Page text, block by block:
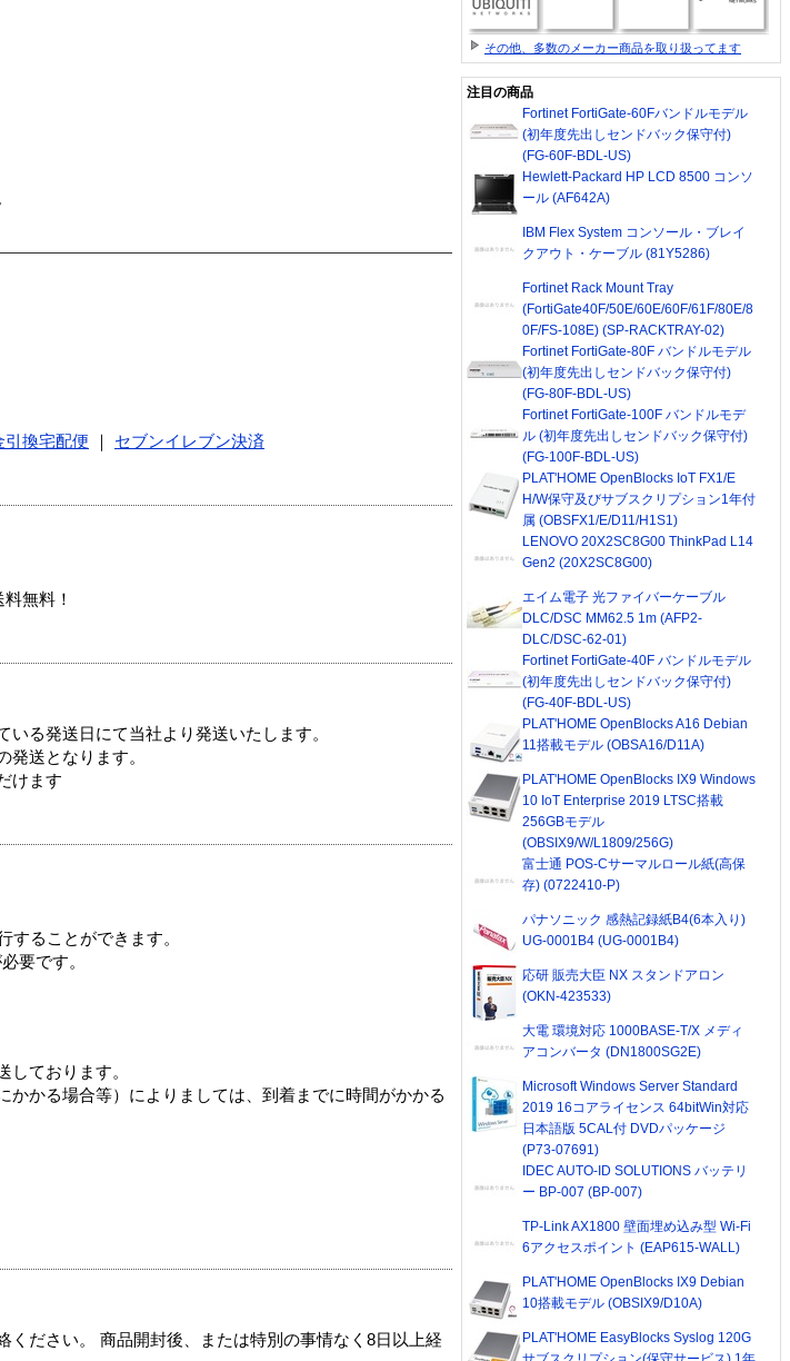
引換宅配便
セブンイレブン決済
無料！
る発送日にて当社より発送いたします。
送となります。
けます
することができます。
要です。
しております。
かる場合等）によりましては、到着までに時間がかかる
ださい。 商品開封後、または特別の事情なく8日以上経
その他、多数のメーカー商品を取り扱ってます
注目の商品
Fortinet FortiGate-60Fバンドルモデル
(初年度先出しセンドバック保守付)
(FG-60F-BDL-US)
Hewlett-Packard HP LCD 8500 コンソ
ール (AF642A)
IBM Flex System コンソール・ブレイ
クアウト・ケーブル (81Y5286)
Fortinet Rack Mount Tray
(FortiGate40F/50E/60E/60F/61F/80E/8
0F/FS-108E) (SP-RACKTRAY-02)
Fortinet FortiGate-80F バンドルモデル
(初年度先出しセンドバック保守付)
(FG-80F-BDL-US)
Fortinet FortiGate-100F バンドルモデ
ル (初年度先出しセンドバック保守付)
(FG-100F-BDL-US)
PLAT'HOME OpenBlocks IoT FX1/E
H/W保守及びサブスクリプション1年付
属 (OBSFX1/E/D11/H1S1)
LENOVO 20X2SC8G00 ThinkPad L14
Gen2 (20X2SC8G00)
エイム電子 光ファイバーケーブル
DLC/DSC MM62.5 1m (AFP2-
DLC/DSC-62-01)
Fortinet FortiGate-40F バンドルモデル
(初年度先出しセンドバック保守付)
(FG-40F-BDL-US)
PLAT'HOME OpenBlocks A16 Debian
11搭載モデル (OBSA16/D11A)
PLAT'HOME OpenBlocks IX9 Windows
10 IoT Enterprise 2019 LTSC搭載
256GBモデル
(OBSIX9/W/L1809/256G)
富士通 POS-Cサーマルロール紙(高保
存) (0722410-P)
パナソニック 感熱記録紙B4(6本入り)
UG-0001B4 (UG-0001B4)
応研 販売大臣 NX スタンドアロン
(OKN-423533)
大電 環境対応 1000BASE-T/X メディ
アコンバータ (DN1800SG2E)
Microsoft Windows Server Standard
2019 16コアライセンス 64bitWin対応
日本語版 5CAL付 DVDパッケージ
(P73-07691)
IDEC AUTO-ID SOLUTIONS バッテリ
ー BP-007 (BP-007)
TP-Link AX1800 壁面埋め込み型 Wi-Fi
6アクセスポイント (EAP615-WALL)
PLAT'HOME OpenBlocks IX9 Debian
10搭載モデル (OBSIX9/D10A)
PLAT'HOME EasyBlocks Syslog 120G